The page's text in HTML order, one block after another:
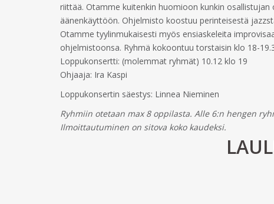
riittää. Otamme kuitenkin huomioon kunkin
äänenkäyttöön. Ohjelmisto koostuu perinteisestä
Otamme tyylinmukaisesti myös ensiaskeleita
ohjelmistoonsa. Ryhmä kokoontuu torstaisin klo 18-
Loppukonsertti: (molemmat ryhmät) 10.12 klo 19
Ohjaaja: Ira Kaspi
Loppukonsertin säestys: Linnea Nieminen
Ryhmiin otetaan max 8 oppilasta. Alle 6:n hengen
Ilmoittautuminen on sitova koko kaudeksi.